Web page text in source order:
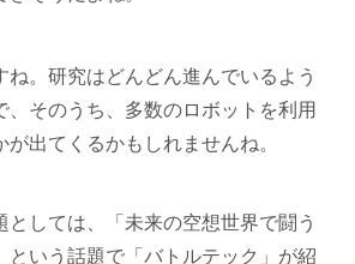
ね。研究はどんどん進んでいるよう
、そのうち、多数のロボットを利用
が出てくるかもしれませんね。
としては、「未来の空想世界で闘う
という話題で「バトルテック」が紹